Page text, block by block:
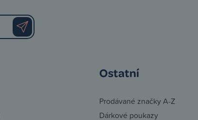
Ostatní
Prodávané značky A-Z
Dárkové poukazy